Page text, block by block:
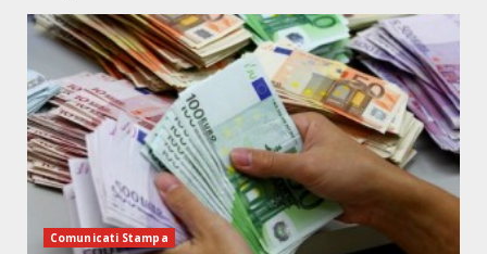
Comunicati Stampa